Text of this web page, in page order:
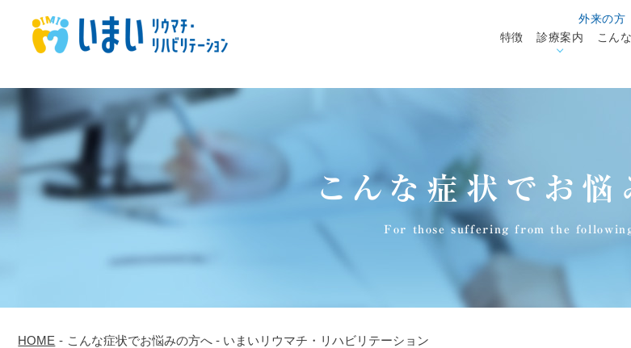
特徴 診療案内 こん
外来の方
こんな症状でお悩
For those suffering from the
HOME - こんな症状でお悩みの方へ - いまいリウマチ・リハビリテーション